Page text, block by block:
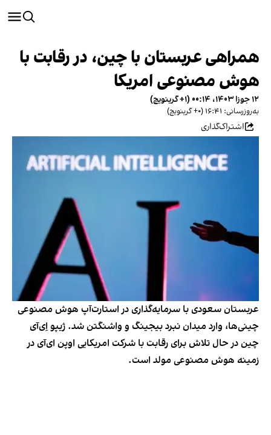
همراهی عربستان با چین، در رقابت با
هوش مصنوعی امریکا
۱۲ جوزا ۱۴۰۳، ۰۰:۱۴ (‎+۱ گرینویچ)
به‌روزرسانی: ۱۶:۴۱ (‎+۰ گرینویچ)
اشتراک‌گذاری
عربستان سعودی با سرمایه‌گذاری در استارت‌آپ هوش مصنوعی
چینی‌ها، وارد میدان نبرد بیجینگ و واشنگتن شد. ژیپو اِی‌آی
چین در حال تلاش برای رقابت با شرکت امریکایی اوپن ای‌آی در
زمینه هوش مصنوعی مولد است.